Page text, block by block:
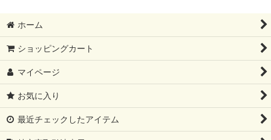
ホーム
ショッピングカート
マイページ
お気に入り
最近チェックしたアイテム